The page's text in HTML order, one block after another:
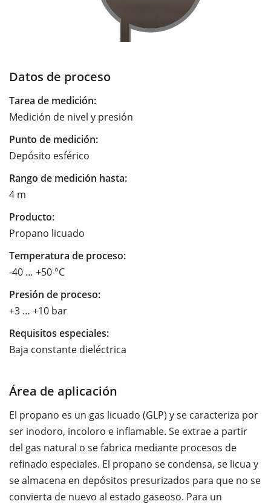
Datos de proceso
Tarea de medición:
Medición de nivel y presión
Punto de medición:
Depósito esférico
Rango de medición hasta:
4 m
Producto:
Propano licuado
Temperatura de proceso:
-40 … +50 °C
Presión de proceso:
+3 … +10 bar
Requisitos especiales:
Baja constante dieléctrica
Área de aplicación
El propano es un gas licuado (GLP) y se caracteriza por
ser inodoro, incoloro e inflamable. Se extrae a partir
del gas natural o se fabrica mediante procesos de
refinado especiales. El propano se condensa, se licua y
se almacena en depósitos presurizados para que no se
convierta de nuevo al estado gaseoso. Para un